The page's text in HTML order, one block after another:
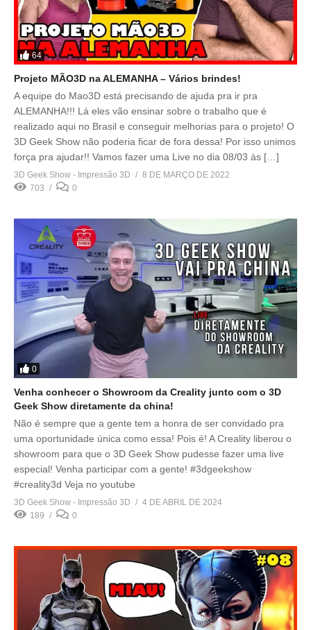
64
Projeto MÃO3D na ALEMANHA – Vários brindes!
A equipe do Mao3D está precisando de ajuda pra ir pra
ALEMANHA!!! Lá eles vão ensinar sobre o trabalho que é
realizado aqui no Brasil e conseguir melhorias para o projeto! O
3D Geek Show não poderia ficar de fora dessa! Por isso unimos
força pra ajudar!! Vamos fazer uma Live no dia 08/03 às […]
3D Geek Show - Impressão 3D
8 DE MARÇO DE 2022
703
0
0
Venha conhecer o Showroom da Creality junto com o 3D
Geek Show diretamente da china!
Não é sempre que a gente tem a honra de ser convidado pra
uma oportunidade única como essa! Pois é! A Creality liberou o
showroom para que o 3D Geek Show pudesse fazer uma live
especial! Venha participar com a gente! #3dgeekshow
#creality3d Veja no youtube
3D Geek Show - Impressão 3D
4 DE ABRIL DE 2024
189
0